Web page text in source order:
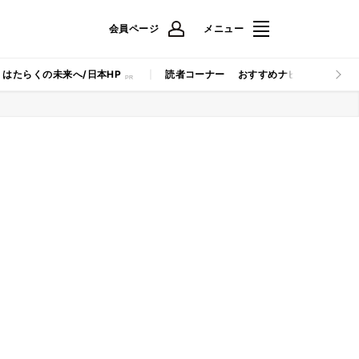
会員ページ メニュー
はたらくの未来へ/日本HP 読者コーナー おすすめナビ マイナビ